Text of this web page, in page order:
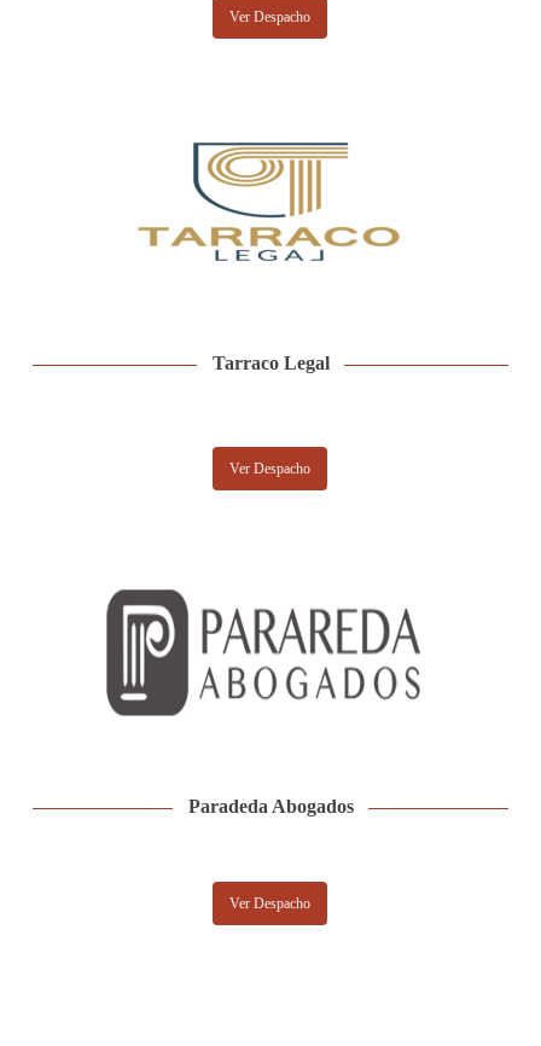
Ver Despacho
Tarraco Legal
Ver Despacho
Paradeda Abogados
Ver Despacho